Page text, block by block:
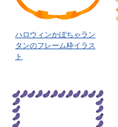
ハロウィンかぼちゃラン
タンのフレーム枠イラス
ト